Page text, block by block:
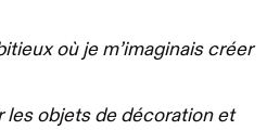
où je m’imaginais créer
les objets de décoration et